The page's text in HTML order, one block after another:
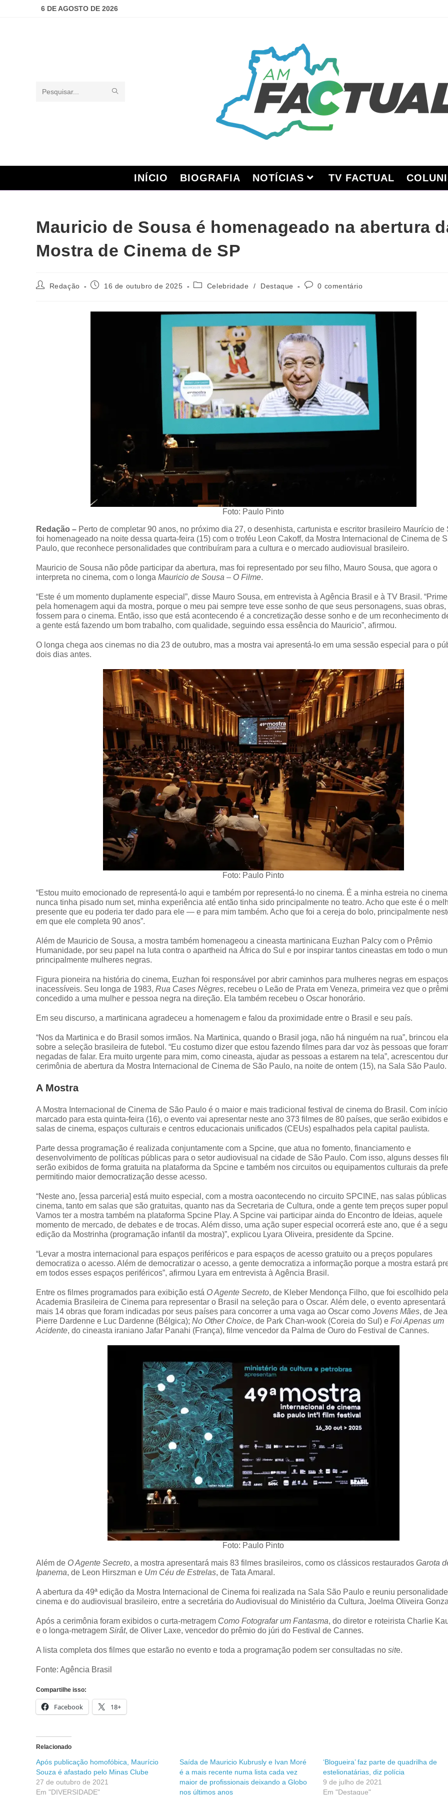
6 DE AGOSTO DE 2026
Pesquisar
INÍCIO BIOGRAFIA NOTÍCIAS TV FACTUAL
Mauricio de Sousa é homenageado na abertura
Mostra de Cinema de SP
Redação 16 de outubro de 2025 Celebridade / Destaque 0 comentário
Foto: Paulo Pinto
Redação – Perto de completar 90 anos, no próximo dia 27, o desenhista, cartunista e escritor brasileiro Maurício de
foi homenageado na noite dessa quarta-feira (15) com o troféu Leon Cakoff, da Mostra Internacional de Cinema de
Paulo, que reconhece personalidades que contribuíram para a cultura e o mercado audiovisual brasileiro.
Mauricio de Sousa não pôde participar da abertura, mas foi representado por seu filho, Mauro Sousa, que agora o
interpreta no cinema, com o longa Mauricio de Sousa – O Filme.
“Este é um momento duplamente especial”, disse Mauro Sousa, em entrevista à Agência Brasil e à TV Brasil.
pela homenagem aqui da mostra, porque o meu pai sempre teve esse sonho de que seus personagens, suas obras,
fossem para o cinema. Então, isso que está acontecendo é a concretização desse sonho e de um reconhecimento
a gente está fazendo um bom trabalho, com qualidade, seguindo essa essência do Mauricio”, afirmou.
O longa chega aos cinemas no dia 23 de outubro, mas a mostra vai apresentá-lo em uma sessão especial para o
dois dias antes.
Foto: Paulo Pinto
“Estou muito emocionado de representá-lo aqui e também por representá-lo no cinema. É a minha estreia no
nunca tinha pisado num set, minha experiência até então tinha sido principalmente no teatro. Acho que este é o
presente que eu poderia ter dado para ele — e para mim também. Acho que foi a cereja do bolo, principalmente
em que ele completa 90 anos”.
Além de Mauricio de Sousa, a mostra também homenageou a cineasta martinicana Euzhan Palcy com o Prêmio
Humanidade, por seu papel na luta contra o apartheid na África do Sul e por inspirar tantos cineastas em todo o
principalmente mulheres negras.
Figura pioneira na história do cinema, Euzhan foi responsável por abrir caminhos para mulheres negras em
inacessíveis. Seu longa de 1983, Rua Cases Nègres, recebeu o Leão de Prata em Veneza, primeira vez que o
concedido a uma mulher e pessoa negra na direção. Ela também recebeu o Oscar honorário.
Em seu discurso, a martinicana agradeceu a homenagem e falou da proximidade entre o Brasil e seu país.
“Nos da Martinica e do Brasil somos irmãos. Na Martinica, quando o Brasil joga, não há ninguém na rua”, brincou
sobre a seleção brasileira de futebol. “Eu costumo dizer que estou fazendo filmes para dar voz às pessoas que
negadas de falar. Era muito urgente para mim, como cineasta, ajudar as pessoas a estarem na tela”, acrescentou
cerimônia de abertura da Mostra Internacional de Cinema de São Paulo, na noite de ontem (15), na Sala São Paulo.
A Mostra
A Mostra Internacional de Cinema de São Paulo é o maior e mais tradicional festival de cinema do Brasil. Com início
marcado para esta quinta-feira (16), o evento vai apresentar neste ano 373 filmes de 80 países, que serão exibidos
salas de cinema, espaços culturais e centros educacionais unificados (CEUs) espalhados pela capital paulista.
Parte dessa programação é realizada conjuntamente com a Spcine, que atua no fomento, financiamento e
desenvolvimento de políticas públicas para o setor audiovisual na cidade de São Paulo. Com isso, alguns desses
serão exibidos de forma gratuita na plataforma da Spcine e também nos circuitos ou equipamentos culturais da
permitindo maior democratização desse acesso.
“Neste ano, [essa parceria] está muito especial, com a mostra oacontecendo no circuito SPCINE, nas salas públicas
cinema, tanto em salas que são gratuitas, quanto nas da Secretaria de Cultura, onde a gente tem preços super
Vamos ter a mostra também na plataforma Spcine Play. A Spcine vai participar ainda do Encontro de Ideias, aquele
momento de mercado, de debates e de trocas. Além disso, uma ação super especial ocorrerá este ano, que é a
edição da Mostrinha (programação infantil da mostra)”, explicou Lyara Oliveira, presidente da Spcine.
“Levar a mostra internacional para espaços periféricos e para espaços de acesso gratuito ou a preços populares
democratiza o acesso. Além de democratizar o acesso, a gente democratiza a informação porque a mostra estará
em todos esses espaços periféricos”, afirmou Lyara em entrevista à Agência Brasil.
Entre os filmes programados para exibição está O Agente Secreto, de Kleber Mendonça Filho, que foi escolhido
Academia Brasileira de Cinema para representar o Brasil na seleção para o Oscar. Além dele, o evento apresentará
mais 14 obras que foram indicadas por seus países para concorrer a uma vaga ao Oscar como Jovens Mães, de
Pierre Dardenne e Luc Dardenne (Bélgica); No Other Choice, de Park Chan-wook (Coreia do Sul) e Foi Apenas um
Acidente, do cineasta iraniano Jafar Panahi (França), filme vencedor da Palma de Ouro do Festival de Cannes.
Foto: Paulo Pinto
Além de O Agente Secreto, a mostra apresentará mais 83 filmes brasileiros, como os clássicos restaurados Garota
Ipanema, de Leon Hirszman e Um Céu de Estrelas, de Tata Amaral.
A abertura da 49ª edição da Mostra Internacional de Cinema foi realizada na Sala São Paulo e reuniu
cinema e do audiovisual brasileiro, entre a secretária do Audiovisual do Ministério da Cultura, Joelma Oliveira
Após a cerimônia foram exibidos o curta-metragem Como Fotografar um Fantasma, do diretor e roteirista Charlie
e o longa-metragem Sirât, de Oliver Laxe, vencedor do prêmio do júri do Festival de Cannes.
A lista completa dos filmes que estarão no evento e toda a programação podem ser consultadas no site.
Fonte: Agência Brasil
Compartilhe isso:
Facebook 18+
Relacionado
Após publicação homofóbica, Maurício
Souza é afastado pelo Minas Clube
27 de outubro de 2021
Em "DIVERSIDADE"
Saída de Mauricio Kubrusly e Ivan Moré
é a mais recente numa lista cada vez
maior de profissionais deixando a Globo
nos últimos anos
‘Blogueira’ faz parte de quadrilha de
estelionatárias, diz polícia
9 de julho de 2021
Em "Destaque"